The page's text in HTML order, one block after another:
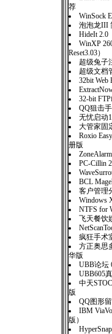
荐
WinSock
泡泡龙III
HideIt 2.0
WinXP
Reset3.03）
超级兔子
超级文档
32bit Web
32-bit
QQ狙击
无忧启动
大管家固
Roxio
册版
PC-Cillin
BCL
客户管理
Windows
NTFS for
飞天餐饮
疯狂手术
方正奥思
华版
UBB论坛
UBB605
中天
版
QQ图形
IBM
版）